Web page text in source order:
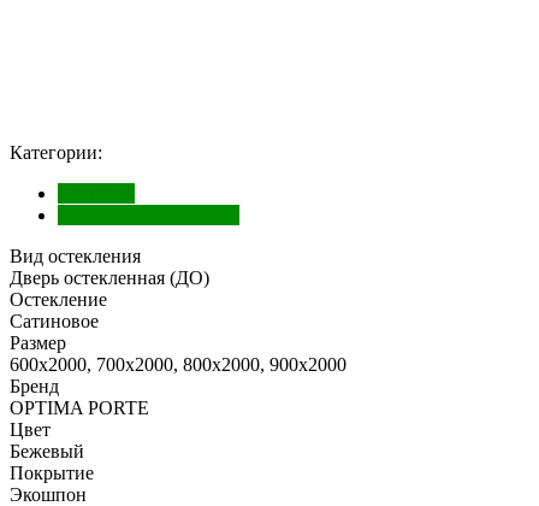
Категории:
Вид остекления
Дверь остекленная (ДО)
Остекление
Сатиновое
Размер
600х2000, 700х2000, 800х2000, 900х2000
Бренд
OPTIMA PORTE
Цвет
Бежевый
Покрытие
Экошпон